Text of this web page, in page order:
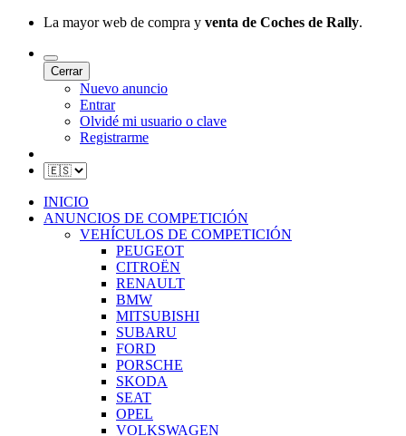
La mayor web de compra y venta de Coches de Rally.
Cerrar
Nuevo anuncio
Entrar
Olvidé mi usuario o clave
Registrarme
INICIO
ANUNCIOS DE COMPETICIÓN
VEHÍCULOS DE COMPETICIÓN
PEUGEOT
CITROËN
RENAULT
BMW
MITSUBISHI
SUBARU
FORD
PORSCHE
SKODA
SEAT
OPEL
VOLKSWAGEN